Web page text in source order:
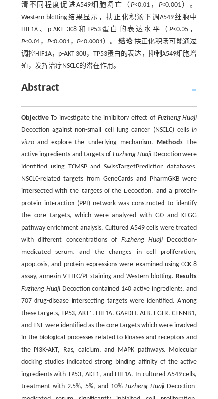
清不同程度促进A549细胞凋亡（ P<0.01，P<0.001）。
Western blotting结果显示，扶正化积汤下调A549细胞中
HIF1A、p-AKT 308和TP53蛋白的表达水平（P<0.05，
P<0.01，P<0.001，P<0.0001）。结论扶正化积汤可能通过
调控HIF1A，p-AKT 308，TP53蛋白的表达，抑制A549细胞增
殖，发挥治疗NSCLC的潜在作用。
Abstract
ObjectiveTo investigate the inhibitory effect of Fuzheng Huaji
Decoction against non-small cell lung cancer (NSCLC) cellsin
vitroand explore the underlying mechanism. Methods The
active ingredients and targets of Fuzheng Huaji Decoction were
identified using TCMSP and SwissTargetPrediction databases.
NSCLC-related targets from GeneCards and PharmGKB were
intersected with the targets of the Decoction, and a protein-
protein interaction (PPI) network was constructed to identify
the core targets, which were analyzed with GO and KEGG
pathway enrichment analysis. Cultured A549 cells were treated
with different concentrations ofFuzheng Huaji Decoction-
medicated serum, and the changes in cell proliferation,
apoptosis, and protein expressions were examined using CCK-8
assay, annexin V-FITC/PI staining and Western blotting.Results
Fuzheng HuajiDecoction contained 140 active ingredients, and
707 drug-disease intersecting targets were identified. Among
these targets, TP53, AKT1, HIF1A, GAPDH, ALB, EGFR, CTNNB1,
and TNF were identified as the core targets which were involved
in the biological processes related to kinases and receptors and
the PI3K-AKT, Ras, calcium, and MAPK pathways. Molecular
docking studies indicated strong binding affinity of the active
ingredients with TP53, AKT1, and HIF1A. In cultured A549 cells,
treatment with 2.5%, 5%, and 10% Fuzheng Huaji Decoction-